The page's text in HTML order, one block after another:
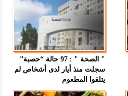
" الصحة " : 97 حالة “حصبة”
سجلت منذ أيار لدى أشخاص لم
يتلقوا المطعوم